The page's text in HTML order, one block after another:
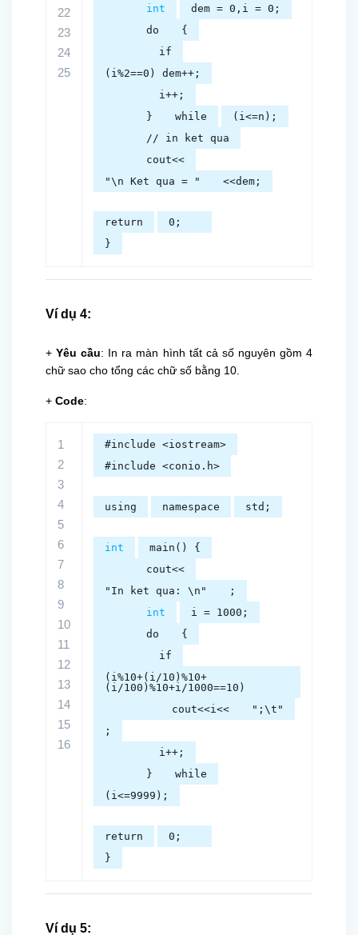
22
23
24
25
int
dem = 0,i = 0;
do
{
if
(i%2==0) dem++;
i++;
}
while
(i<=n);
// in ket qua
cout<<
"\n Ket qua = "
<<dem;
return
0;
}
Ví dụ 4:
+Yêu cầu: In ra màn hình tất cả số nguyên gồm 4
chữ sao cho tổng các chữ số bằng 10.
+ Code:
1
2
3
4
5
6
7
8
9
10
11
12
13
14
15
16
#include <iostream>
#include <conio.h>
using namespace std;
int
main() {
cout<<
"In ket qua: \n"
;
int
i = 1000;
do
{
if
(i%10+(i/10)%10+
(i/100)%10+i/1000==10)
cout<<i<<
";\t"
;
i++;
}
while
(i<=9999);
return
0;
}
Ví dụ 5: